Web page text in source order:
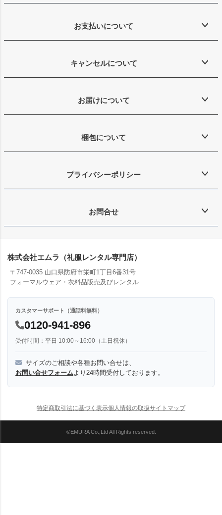
お支払いについて
キャンセルについて
お届けについて
梱包について
プライバシーポリシー
お問合せ
株式会社エムラ（礼服レンタル専門店）
〒747-0035 山口県防府市栄町1丁目6番31号
フォーマルウェア・衣料品販売及びレンタル
カスタマーサポート（通話料無料）
0120-941-896
受付時間：平日 10:00～16:00（土日祝休）
サイズのご相談や各種お問い合せは、
お問い合せフォームより24時間受付しております。
特定商取引法に基づく表示個人情報の取扱サイトマップ
©EMURA Co.,Ltd All Rights reserved.